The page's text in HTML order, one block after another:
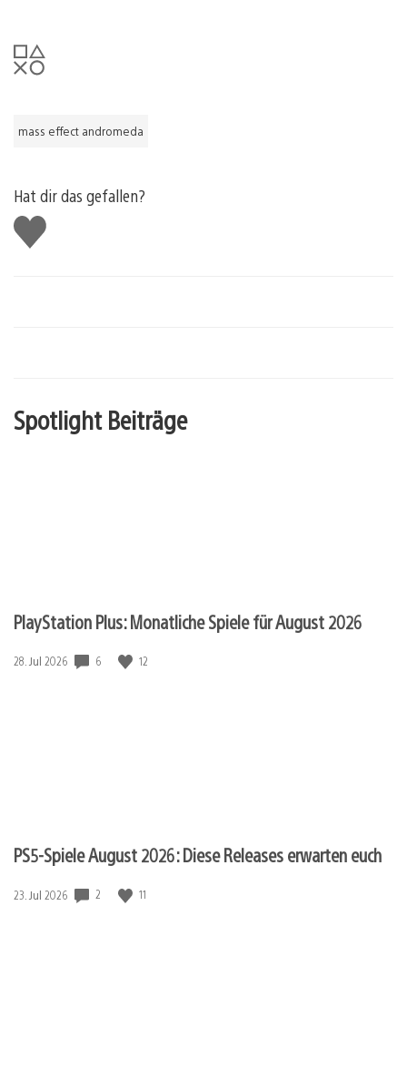
mass effect andromeda
Hat dir das gefallen?
Gefällt
mir
Spotlight Beiträge
PlayStation Plus: Monatliche Spiele für August 2026
Veröffentlichungsdatum:
28. Jul 2026 6 12
PS5-Spiele August 2026: Diese Releases erwarten euch
Veröffentlichungsdatum:
23. Jul 2026 2 11